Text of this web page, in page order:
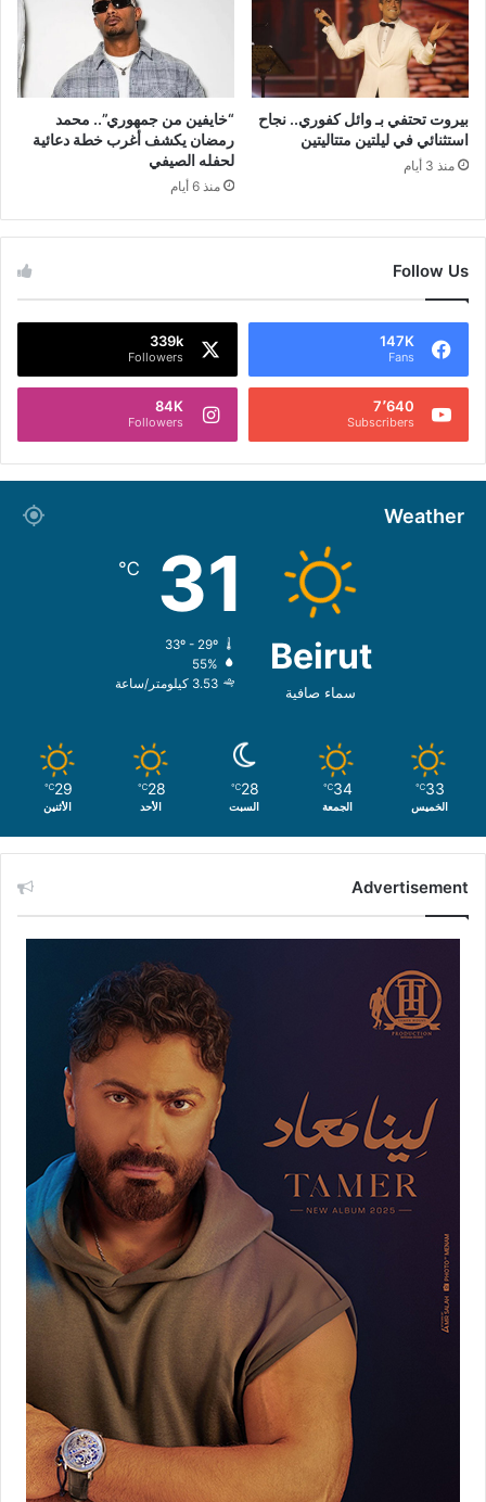
بيروت تحتفي بـ وائل كفوري.. نجاح
استثنائي في ليلتين متتاليتين
منذ 3 أيام
“خايفين من جمهوري”.. محمد
رمضان يكشف أغرب خطة دعائية
لحفله الصيفي
منذ 6 أيام
Follow Us
147K
Fans
339k
Followers
7٬640
Subscribers
84K
Followers
Weather
Beirut
سماء صافية
31
℃
33º - 29º
55%
3.53 كيلومتر/ساعة
33
℃
الخميس
34
℃
الجمعة
28
℃
السبت
28
℃
الأحد
29
℃
الأثنين
Advertisement